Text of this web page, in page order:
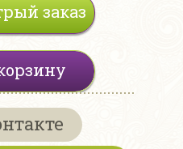
заказ